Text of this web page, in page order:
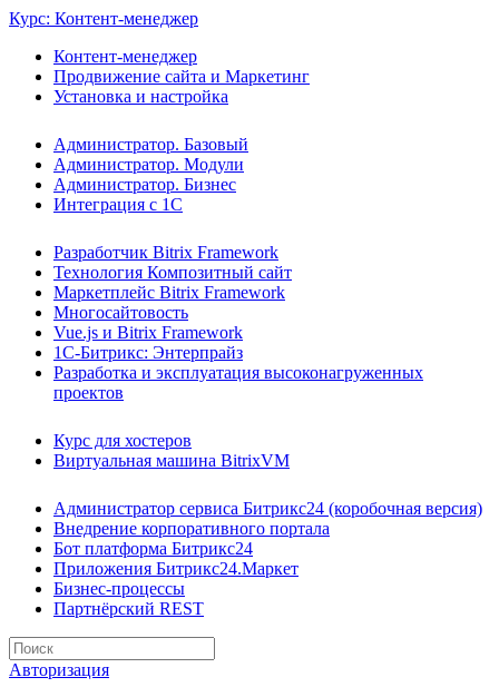
Курс: Контент-менеджер
Контент-менеджер
Продвижение сайта и Маркетинг
Установка и настройка
Администратор. Базовый
Администратор. Модули
Администратор. Бизнес
Интеграция с 1С
Разработчик Bitrix Framework
Технология Композитный сайт
Маркетплейс Bitrix Framework
Многосайтовость
Vue.js и Bitrix Framework
1С-Битрикс: Энтерпрайз
Разработка и эксплуатация высоконагруженных
проектов
Курс для хостеров
Виртуальная машина BitrixVM
Администратор сервиса Битрикс24 (коробочная версия)
Внедрение корпоративного портала
Бот платформа Битрикс24
Приложения Битрикс24.Маркет
Бизнес-процессы
Партнёрский REST
Авторизация